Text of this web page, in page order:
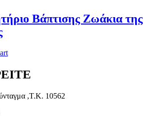
Βάπτισης Ζωάκια της
,Τ.Κ. 10562